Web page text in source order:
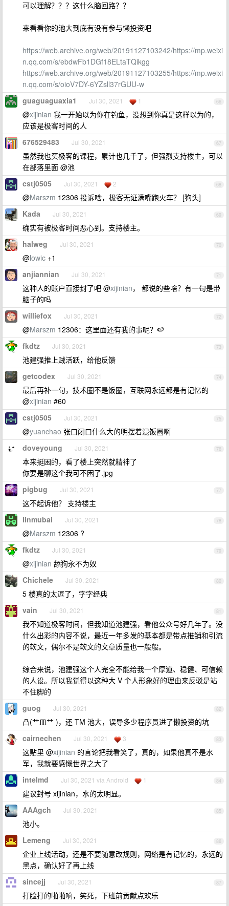
可以理解？？？这什么脑回路？？
来看看你的池大到底有没有参与懒投资吧
https://web.archive.org/web/20191127103242/https://mp.weixi
n.qq.com/s/ebdwFb1DGf18ELtaTQikgg
https://web.archive.org/web/20191127103255/https://mp.weixi
n.qq.com/s/oioV7DY-6YZsll37rGUU-w
66
guaguaguaxia1 Jul 30, 2021 1
@xijinian 我一开始以为你在钓鱼，没想到你真是这样以为的，
应该是极客时间的人
67
676529483 Jul 30, 2021
虽然我也买极客的课程，累计也几千了，但强烈支持楼主，可以
在部落里面 @池
68
cstj0505 Jul 30, 2021 2
@Marszm 12306 投诉啥，极客无证满嘴跑火车？ [狗头]
69
Kada Jul 30, 2021
确实有被极客时间恶心到。支持楼主。
70
halweg Jul 30, 2021
@lowic +1
71
anjiannian Jul 30, 2021
这种人的账户直接封了吧 @xijinian， 都说的些啥？有一句是带
脑子的吗
72
williefox Jul 30, 2021
@Marszm 12306：这里面还有我的事呢？🍉
73
fkdtz Jul 30, 2021
池建强推上贼活跃，给他反馈
74
getcodex Jul 30, 2021
最后再补一句，技术圈不是饭圈，互联网永远都是有记忆的
@xijinian #60
75
cstj0505 Jul 30, 2021
@yuanchao 张口闭口什么大的明摆着混饭圈啊
76
doveyoung Jul 30, 2021
本来挺困的，看了楼上突然就精神了
你要是聊这个我可不困了.jpg
77
pigbug Jul 30, 2021
这不起诉他？ 支持楼主
78
linmubai Jul 30, 2021
@Marszm 12306 ?
79
fkdtz Jul 30, 2021
@xijinian 舔狗永不为奴
80
Chichele Jul 30, 2021
5 楼真的太逗了，字字经典
81
vain Jul 30, 2021
我不知道极客时间，但我知道池建强，看他公众号好几年了。没
什么出彩的内容不说，最近一年多发的基本都是带点推销和引流
的软文，偶尔不是软文的文章质量也一般般。
综合来说，池建强这个人完全不能给我一个厚道、稳健、可信赖
的人设。所以我觉得以这种大 V 个人形象好的理由来反驳是站
不住脚的
82
guog Jul 30, 2021
凸(艹皿艹 )，还 TM 池大，误导多少程序员进了懒投资的坑
83
cairnechen Jul 30, 2021 3
这贴里 @xijinian 的言论把我看笑了，真的，如果他真不是水
军，我就要感慨世界之大了
84
intelmd Jul 30, 2021 via Android 1
建议封号 xijinian，水的太明显。
85
AAAgch Jul 30, 2021
池小。
86
Lemeng Jul 30, 2021
企业上线活动，还是不要随意改规则，网络是有记忆的，永远的
黑点，确认好了再上线
87
sincejj Jul 30, 2021
打脸打的啪啪响，笑死，下班前贡献点欢乐